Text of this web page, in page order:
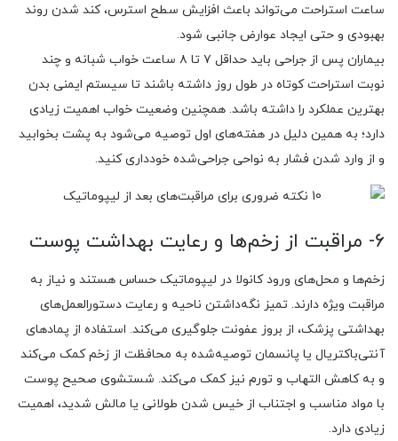
ساعت استراحت می‌تواند باعث افزایش سطح استرس، کند شدن روند
بهبودی و حتی ایجاد عوارض جانبی شود.
بیماران پس از جراحی باید حداقل ۷ تا ۸ ساعت خواب شبانه و چند
نوبت استراحت کوتاه در طول روز داشته باشند تا سیستم ایمنی بدن
بهترین عملکرد را داشته باشد. همچنین وضعیت خواب اهمیت زیادی
دارد؛ به همین دلیل در هفته‌های اول توصیه می‌شود به پشت بخوابید
و از وارد شدن فشار به نواحی جراحی‌شده خودداری کنید.
6- مراقبت از زخم‌ها و رعایت بهداشت پوست
زخم‌ها و محل‌های ورود کانولا در لیپوماتیک حساس هستند و نیاز به
مراقبت ویژه دارند. تمیز نگه‌داشتن ناحیه و رعایت دستورالعمل‌های
بهداشتی پزشک، از بروز عفونت جلوگیری می‌کند. استفاده از پمادهای
آنتی‌باکتریال یا پانسمان توصیه‌شده به محافظت از زخم کمک می‌کند
و به کاهش التهاب و تورم نیز کمک می‌کند. شستشوی صحیح پوست
با مواد مناسب و اجتناب از خیس شدن طولانی یا مالش شدید، اهمیت
زیادی دارد.